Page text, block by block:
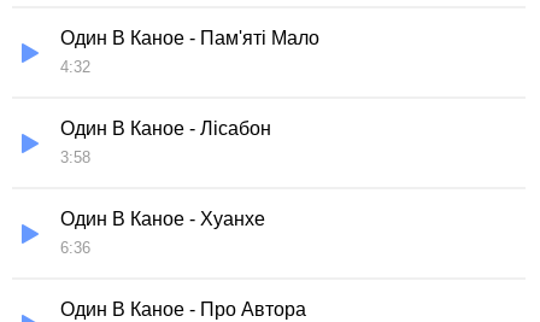
Один В Каное - Пам'яті Мало
4:32
Один В Каное - Лісабон
3:58
Один В Каное - Хуанхе
6:36
Один В Каное - Про Автора